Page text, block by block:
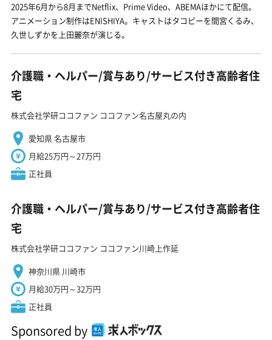
2025年6月から8月までNetflix、Prime Video、ABEMAほかにて配信。
アニメーション制作はENISHIYA。キャストはタコピーを間宮くるみ、
久世しずかを上田麗奈が演じる。
介護職・ヘルパー/賞与あり/サービス付き高齢者住
宅
株式会社学研ココファン ココファン名古屋丸の内
愛知県 名古屋市
月給25万円～27万円
正社員
介護職・ヘルパー/賞与あり/サービス付き高齢者住
宅
株式会社学研ココファン ココファン川崎上作延
神奈川県 川崎市
月給30万円～32万円
正社員
Sponsored by